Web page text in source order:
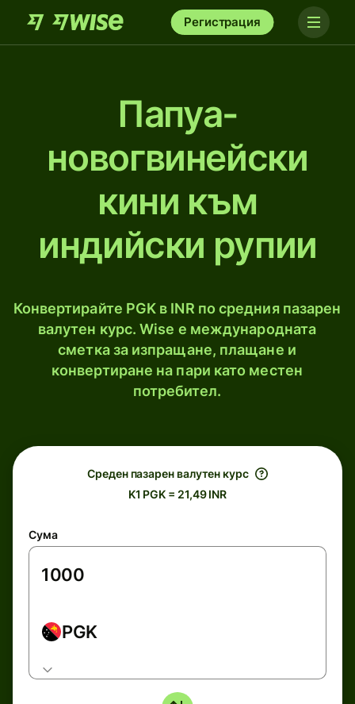
Регистрация
Папуа-
новогвинейски
кини към
индийски рупии
Конвертирайте PGK в INR по средния пазарен
валутен курс. Wise е международната
сметка за изпращане, плащане и
конвертиране на пари като местен
потребител.
Среден пазарен валутен курс
K1 PGK = 21,49 INR
Сума
PGK